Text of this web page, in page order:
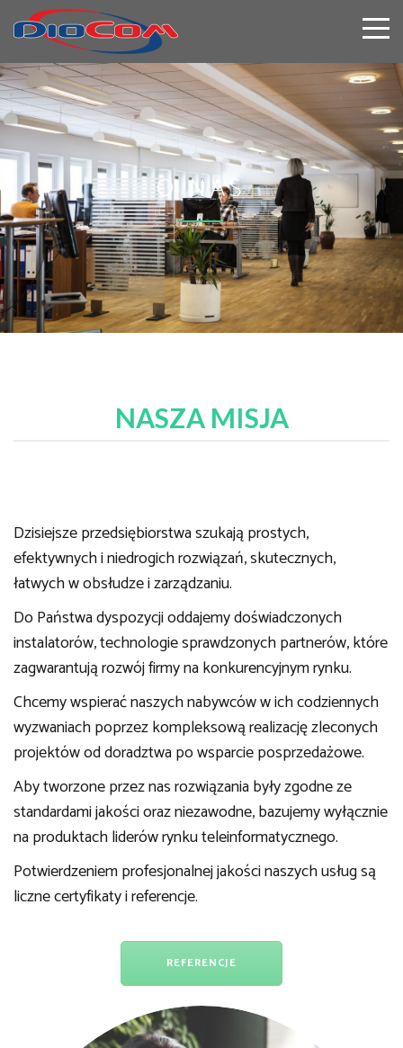
O NAS
NASZA MISJA
Dzisiejsze przedsiębiorstwa szukają prostych,
efektywnych i niedrogich rozwiązań, skutecznych,
łatwych w obsłudze i zarządzaniu.
Do Państwa dyspozycji oddajemy doświadczonych
instalatorów, technologie sprawdzonych partnerów, które
zagwarantują rozwój firmy na konkurencyjnym rynku.
Chcemy wspierać naszych nabywców w ich codziennych
wyzwaniach poprzez kompleksową realizację zleconych
projektów od doradztwa po wsparcie posprzedażowe.
Aby tworzone przez nas rozwiązania były zgodne ze
standardami jakości oraz niezawodne, bazujemy wyłącznie
na produktach liderów rynku teleinformatycznego.
Potwierdzeniem profesjonalnej jakości naszych usług są
liczne certyfikaty i referencje.
REFERENCJE